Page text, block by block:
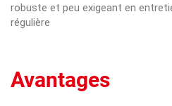
robuste et peu exigeant en
régulière
Avantages